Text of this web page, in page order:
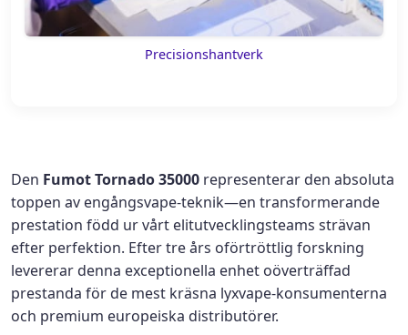
Precisionshantverk
Den Fumot Tornado 35000 representerar den absoluta
toppen av engångsvape-teknik—en transformerande
prestation född ur vårt elitutvecklingsteams strävan
efter perfektion. Efter tre års oförtröttlig forskning
levererar denna exceptionella enhet oöverträffad
prestanda för de mest kräsna lyxvape-konsumenterna
och premium europeiska distributörer.